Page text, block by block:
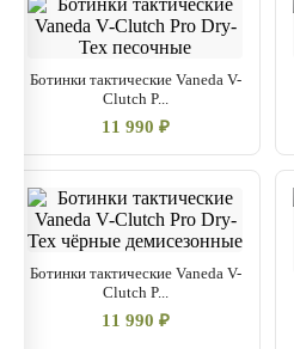
Ботинки тактические Vaneda V-
Clutch P...
11 990 ₽
Ботинки тактические Vaneda V-
Clutch P...
11 990 ₽